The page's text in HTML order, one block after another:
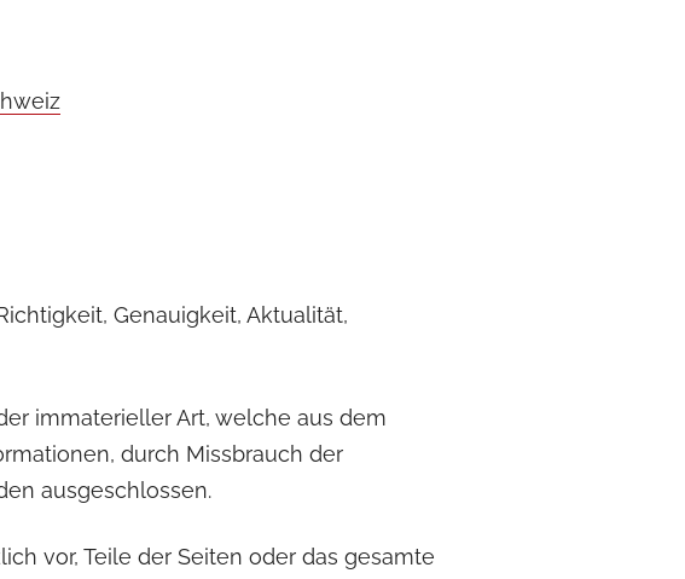
Genauigkeit, Aktualität,
immaterieller Art, welche aus dem
durch Missbrauch der
ausgeschlossen.
vor, Teile der Seiten oder das gesamte